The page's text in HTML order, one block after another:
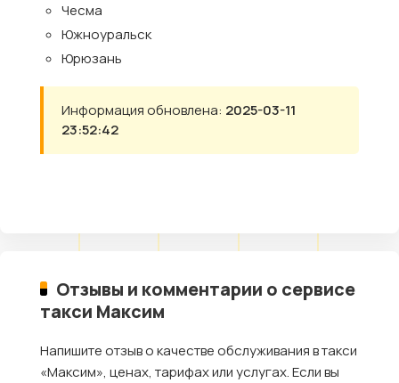
Чесма
Южноуральск
Юрюзань
Информация обновлена: 2025-03-11
23:52:42
Отзывы и комментарии о сервисе
такси Максим
Напишите отзыв о качестве обслуживания в такси
«Максим», ценах, тарифах или услугах. Если вы